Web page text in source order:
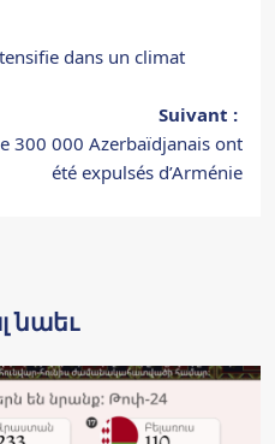
dans un climat
Suivant :
300 000 Azerbaïdjanais ont
été expulsés d’Arménie
նաեւ